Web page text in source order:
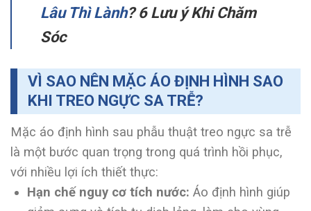
Lâu Thì Lành? 6 Lưu ý Khi Chăm
Sóc
VÌ SAO NÊN MẶC ÁO ĐỊNH HÌNH SAO
KHI TREO NGỰC SA TRỄ?
Mặc áo định hình sau phẫu thuật treo ngực sa trễ
là một bước quan trọng trong quá trình hồi phục,
với nhiều lợi ích thiết thực:
Hạn chế nguy cơ tích nước: Áo định hình giúp